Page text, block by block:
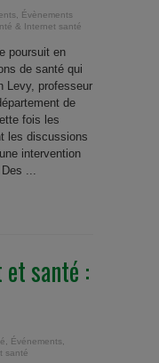
Évènements
& Internet santé
poursuit en
de santé qui
Levy, professeur
de
fois les
les discussions
intervention
...
santé :
Événements
santé